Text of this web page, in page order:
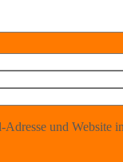
und Website